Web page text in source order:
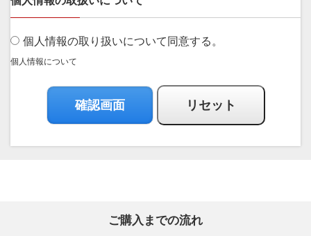
個人情報の取り扱いについて同意する。
個人情報について
ご購入までの流れ